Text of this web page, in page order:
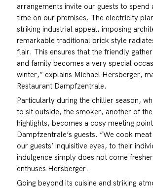
arrangements invite our guests to spend
time on our premises. The electricity
striking industrial appeal, imposing
remarkable traditional brick style
flair. This ensures that the friendly
and family becomes a very special
winter,” explains Michael Hersberger,
Restaurant Dampfzentrale.
Particularly during the chillier season,
to sit outside, the smoker, another of the
highlights, becomes a cosy meeting
Dampfzentrale’s guests. “We cook
our guests’ inquisitive eyes, to their
indulgence simply does not come
enthuses Hersberger.
Going beyond its cuisine and striking